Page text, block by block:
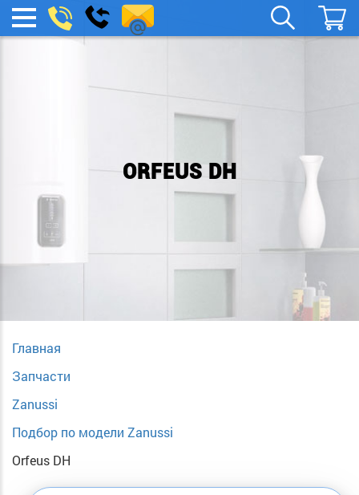
МЕНЮ
boylera@yandex.ru
Заказать
звонок
ORFEUS DH
Главная
Запчасти
Zanussi
Подбор по модели Zanussi
Orfeus DH